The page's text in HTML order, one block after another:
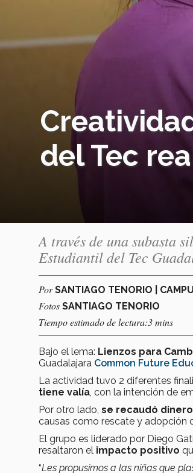
del Tec
A través de una subasta
Estudiantil del Tec
PorSANTIAGO TENORIO |
Fotos SANTIAGO TENORIO
Tiempo estimado de lectura:3 mins
Bajo el lema: Lienzos para
Guadalajara Common Future
La actividad tuvo 2 diferentes
tiene valía , con la intención de
Por otro lado, se recaudó
causas como rescate y adopción
El grupo es liderado por Diego
resaltaron el impacto positivo
“Les propusimos a las niñas que